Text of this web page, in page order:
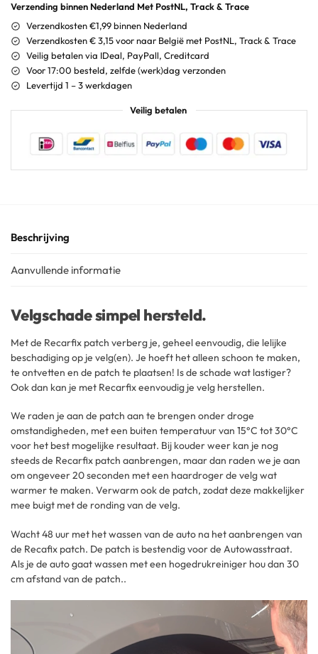
Verzending binnen Nederland Met PostNL, Track & Trace
Verzendkosten €1,99 binnen Nederland
Verzendkosten € 3,15 voor naar België met PostNL, Track & Trace
Veilig betalen via IDeal, PayPall, Creditcard
Voor 17:00 besteld, zelfde (werk)dag verzonden
Levertijd 1 – 3 werkdagen
Veilig betalen
Beschrijving
Aanvullende informatie
Velgschade simpel hersteld.
Met de Recarfix patch verberg je, geheel eenvoudig, die lelijke
beschadiging op je velg(en). Je hoeft het alleen schoon te maken,
te ontvetten en de patch te plaatsen! Is de schade wat lastiger?
Ook dan kan je met Recarfix eenvoudig je velg herstellen.
We raden je aan de patch aan te brengen onder droge
omstandigheden, met een buiten temperatuur van 15°C tot 30°C
voor het best mogelijke resultaat. Bij kouder weer kan je nog
steeds de Recarfix patch aanbrengen, maar dan raden we je aan
om ongeveer 20 seconden met een haardroger de velg wat
warmer te maken. Verwarm ook de patch, zodat deze makkelijker
mee buigt met de ronding van de velg.
Wacht 48 uur met het wassen van de auto na het aanbrengen van
de Recafix patch. De patch is bestendig voor de Autowasstraat.
Als je de auto gaat wassen met een hogedrukreiniger hou dan 30
cm afstand van de patch..